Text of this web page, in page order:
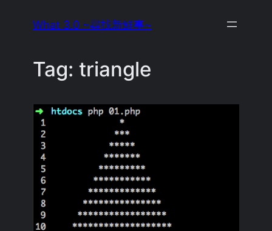
What 3.0 ~尋找新鮮事~
Tag: triangle